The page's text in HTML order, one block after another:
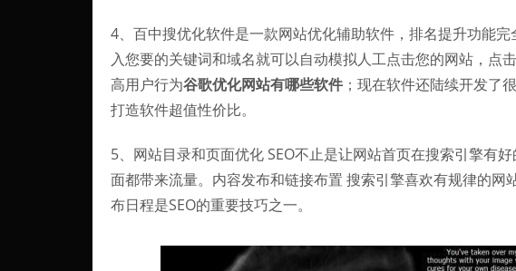
4、百中搜优化软件是一款网站优化辅助软件，排名提升功能
入您要的关键词和域名就可以自动模拟人工点击您的网站，点
高用户行为谷歌优化网站有哪些软件 ；现在软件还陆续开发了
打造软件超值性价比。
5、网站目录和页面优化 SEO不止是让网站首页在搜索引擎有
面都带来流量。内容发布和链接布置 搜索引擎喜欢有规律的网
布日程是SEO的重要技巧之一。